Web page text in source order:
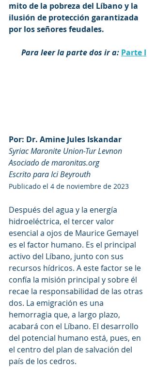
mito de la pobreza del Líbano y la
ilusión de protección garantizada
por los señores feudales.
Para leer la parte dos ir a: Parte I
Por: Dr. Amine Jules Iskandar
Syriac Maronite Union-Tur Levnon
Asociado de maronitas.org
Escrito para Ici Beyrouth
Publicado el 4 de noviembre de 2023
Después del agua y la energía
hidroeléctrica, el tercer valor
esencial a ojos de Maurice Gemayel
es el factor humano. Es el principal
activo del Líbano, junto con sus
recursos hídricos. A este factor se le
confía la misión principal y sobre él
recae la responsabilidad de las otras
dos. La emigración es una
hemorragia que, a largo plazo,
acabará con el Líbano. El desarrollo
del potencial humano está, pues, en
el centro del plan de salvación del
país de los cedros.